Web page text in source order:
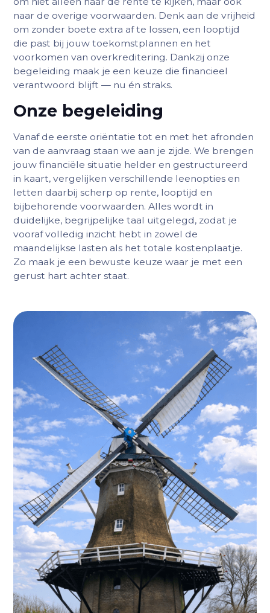
naar de overige voorwaarden. Denk aan de vrijheid
om zonder boete extra af te lossen, een looptijd
die past bij jouw toekomstplannen en het
voorkomen van overkreditering. Dankzij onze
begeleiding maak je een keuze die financieel
verantwoord blijft — nu én straks.
Onze begeleiding
Vanaf de eerste oriëntatie tot en met het afronden
van de aanvraag staan we aan je zijde. We brengen
jouw financiële situatie helder en gestructureerd
in kaart, vergelijken verschillende leenopties en
letten daarbij scherp op rente, looptijd en
bijbehorende voorwaarden. Alles wordt in
duidelijke, begrijpelijke taal uitgelegd, zodat je
vooraf volledig inzicht hebt in zowel de
maandelijkse lasten als het totale kostenplaatje.
Zo maak je een bewuste keuze waar je met een
gerust hart achter staat.